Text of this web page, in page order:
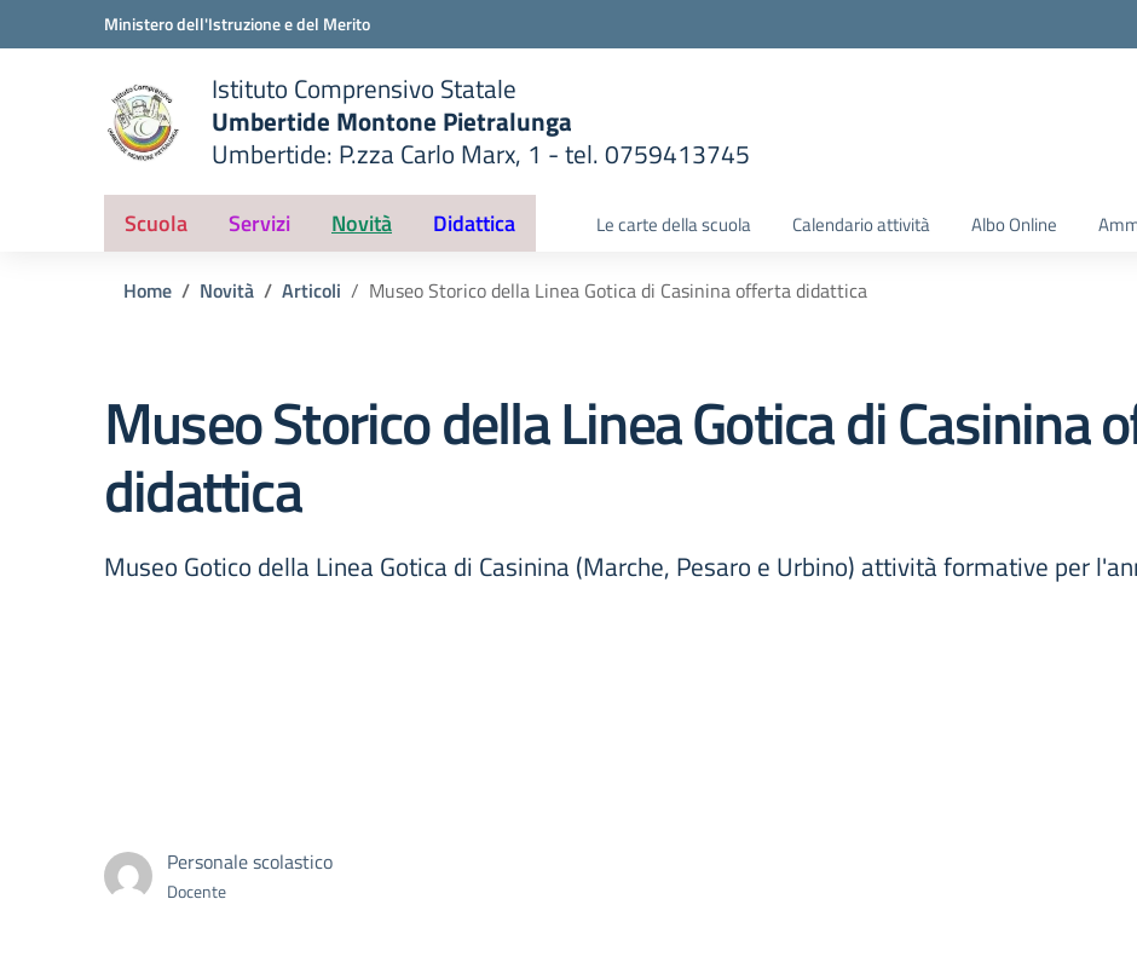
Vai ai contenuti
Vai al menu di navigazioneMinistero dell'Istruzione e del Merito
scuola
Istituto Comprensivo Statale
Umbertide Montone Pietralunga
Umbertide: P.zza Carlo Marx, 1 - tel. 0759413745
— Visita la pagina iniziale della scuola
Scuola Servizi Novità Didattica Le carte della scuola Calendario attività Albo Online
Home Novità Articoli Museo Storico della Linea Gotica di Casinina offerta didattica
Museo Storico della Linea Gotica di Casinina
didattica
Museo Gotico della Linea Gotica di Casinina (Marche, Pesaro e Urbino) attività formative per
Personale scolastico
Docente